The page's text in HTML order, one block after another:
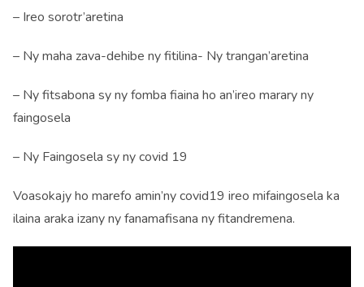
– Ireo sorotr’aretina
– Ny maha zava-dehibe ny fitilina- Ny trangan’aretina
– Ny fitsabona sy ny fomba fiaina ho an’ireo marary ny
faingosela
– Ny Faingosela sy ny covid 19
Voasokajy ho marefo amin’ny covid19 ireo mifaingosela ka
ilaina araka izany ny fanamafisana ny fitandremena.